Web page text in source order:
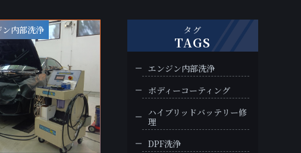
内部洗浄 タグ
TAGS
エンジン内部洗浄
ボディーコーティング
ハイブリッドバッテリー修
理
DPF洗浄